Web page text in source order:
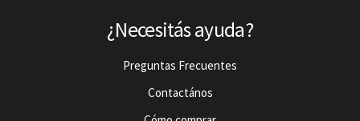
¿Necesitás ayuda?
Preguntas Frecuentes
Contactános